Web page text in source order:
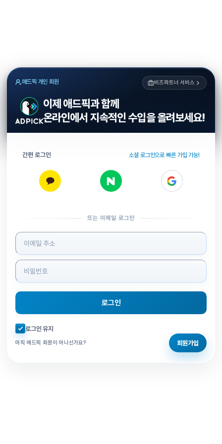
애드픽 개인 회원 비즈파트너 서비스
이제 애드픽과 함께
온라인에서 지속적인 수입을 올려보세요!
간편 로그인 소셜 로그인으로 빠른 가입 가능!
또는 이메일 로그인
로그인 정보 입력
로그인
자동로그인 체크
로그인 유지
아직 애드픽 회원이 아니신가요? 회원가입